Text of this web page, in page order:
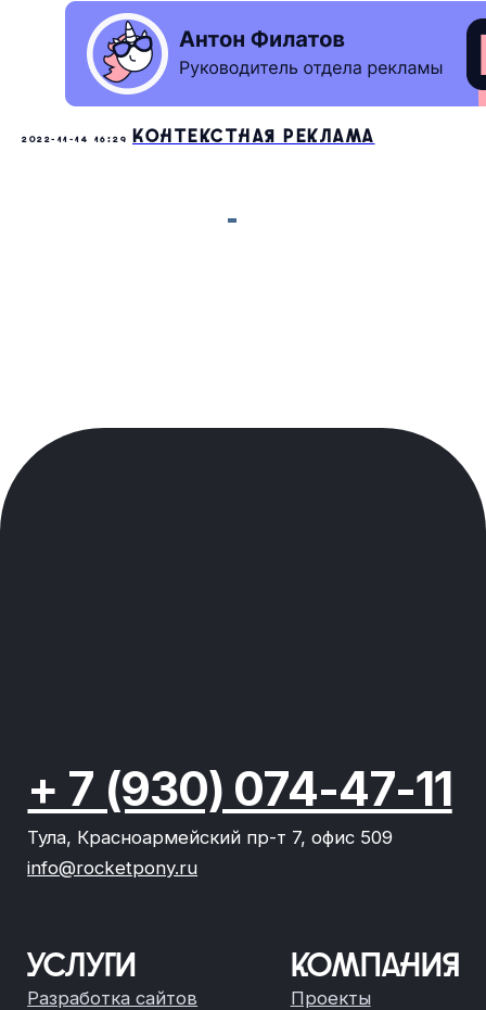
2022-11-14 16:29 Контекстная реклама
Политика конфиденциальности
2020-2026 © команда Рокет Пони